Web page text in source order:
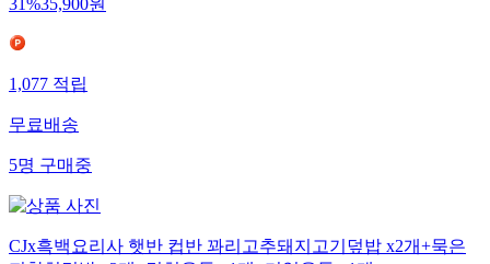
31%35,900원
1,077적립
무료배송
5명구매중
CJx흑백요리사 햇반 컵반 꽈리고추돼지고기덮밥 x2개+묵은